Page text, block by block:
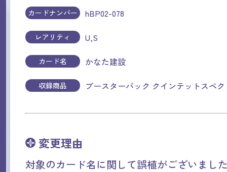
カードナンバー hBP02-078
レアリティ U,S
カード名 かなた建設
収録商品 ブースターパック クインテットスペ
変更理由
対象のカード名に関して誤植がございまし